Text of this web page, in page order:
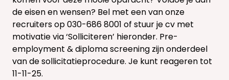
de eisen en wensen? Bel met een van onze
recruiters op 030-686 8001 of stuur je cv met
motivatie via ‘Solliciteren’ hieronder. Pre-
employment & diploma screening zijn onderdeel
van de sollicitatieprocedure. Je kunt reageren tot
11-11-25.